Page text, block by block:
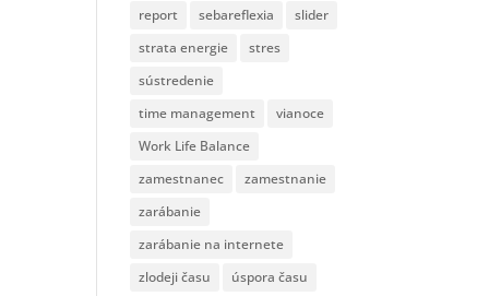
report
sebareflexia
slider
strata energie
stres
sústredenie
time management
vianoce
Work Life Balance
zamestnanec
zamestnanie
zarábanie
zarábanie na internete
zlodeji času
úspora času